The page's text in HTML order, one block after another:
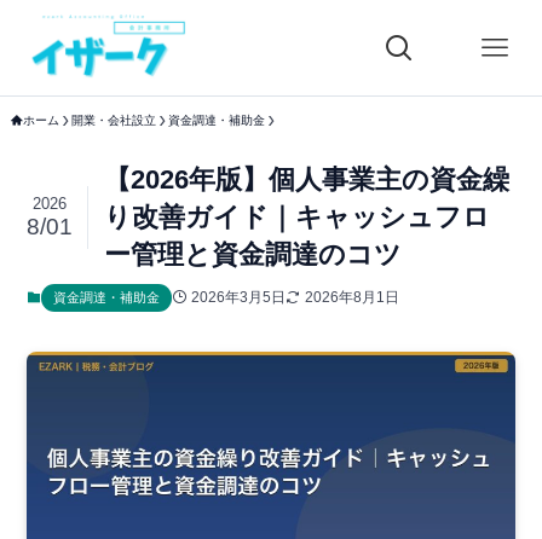
ホーム 開業・会社設立 資金調達・補助金
【2026年版】個人事業主の資金繰
り改善ガイド｜キャッシュフロ
ー管理と資金調達のコツ
2026
8/01
資金調達・補助金 2026年3月5日 2026年8月1日